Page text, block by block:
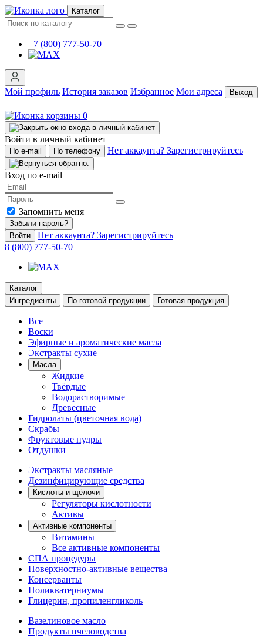
Каталог
+7 (800) 777-50-70
Мой профиль История заказов Избранное Мои адреса Выход
0
Войти в личный кабинет
По e-mail По телефону Нет аккаунта? Зарегистрируйтесь
Вход по e-mail
Запомнить меня
Забыли пароль?
Войти
Нет аккаунта? Зарегистрируйтесь
8 (800) 777-50-70
Каталог
Ингредиенты
По готовой продукции Готовая продукция
Все
Воски
Эфирные и ароматические масла
Экстракты сухие
Масла
Жидкие
Твёрдые
Водорастворимые
Древесные
Гидролаты (цветочная вода)
Скрабы
Фруктовые пудры
Отдушки
Экстракты масляные
Дезинфицирующие средства
Кислоты и щёлочи
Регуляторы кислотности
Активы
Активные компоненты
Витамины
Все активные компоненты
СПА процедуры
Поверхностно-активные вещества
Консерванты
Поликватерниумы
Глицерин, пропиленгликоль
Вазелиновое масло
Продукты пчеловодства